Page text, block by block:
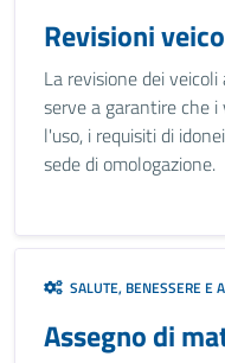
Revisioni
La revisione dei
serve a garantire che
l'uso, i requisiti di
sede di omologazione.
SALUTE, BENESSERE E
Assegno di